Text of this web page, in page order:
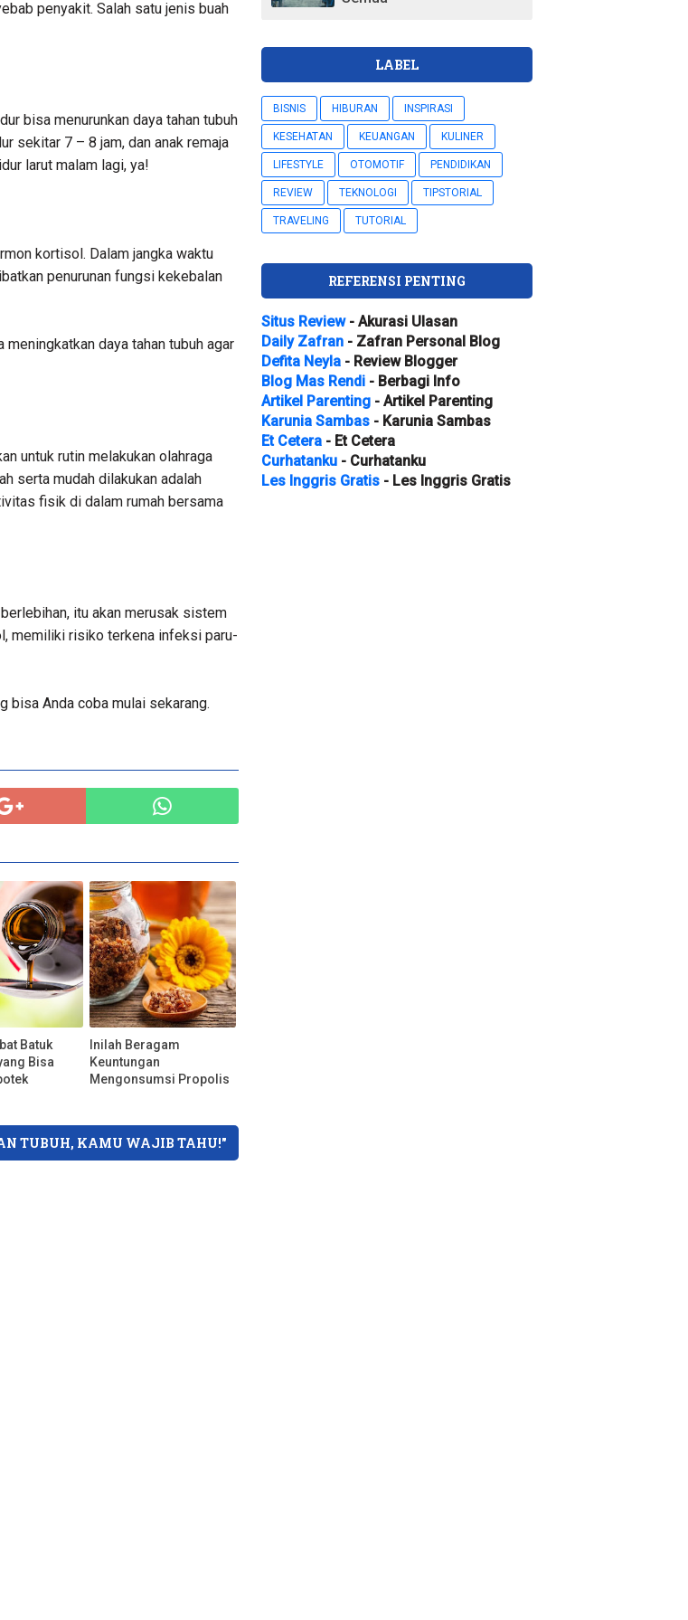
penyakit. Salah satu jenis buah
bisa menurunkan daya tahan tubuh
sekitar 7 – 8 jam, dan anak remaja
larut malam lagi, ya!
kortisol. Dalam jangka waktu
penurunan fungsi kekebalan
daya tahan tubuh agar
untuk rutin melakukan olahraga
serta mudah dilakukan adalah
fisik di dalam rumah bersama
itu akan merusak sistem
memiliki risiko terkena infeksi paru-
bisa Anda coba mulai sekarang.
Batuk
Bisa
Inilah Beragam
Keuntungan
Mengonsumsi Propolis
TUBUH, KAMU WAJIB TAHU!"
LABEL
BISNIS HIBURAN INSPIRASI
KESEHATAN KEUANGAN KULINER
LIFESTYLE OTOMOTIF PENDIDIKAN
REVIEW TEKNOLOGI TIPSTORIAL
TRAVELING TUTORIAL
REFERENSI PENTING
Situs Review- Akurasi Ulasan
Daily Zafran - Zafran Personal Blog
Defita Neyla - Review Blogger
Blog Mas Rendi - Berbagi Info
Artikel Parenting - Artikel Parenting
Karunia Sambas - Karunia Sambas
Et Cetera - Et Cetera
Curhatanku - Curhatanku
Les Inggris Gratis - Les Inggris Gratis